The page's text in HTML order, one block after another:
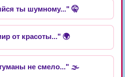
ты шумному..." 🤫
от красоты..." 🌍
не смело..." 🌫️